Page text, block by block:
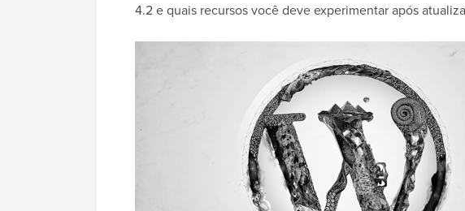
4.2 e quais recursos você deve experimentar após